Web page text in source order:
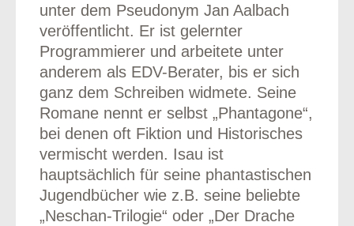
unter dem Pseudonym Jan Aalbach
veröffentlicht. Er ist gelernter
Programmierer und arbeitete unter
anderem als EDV-Berater, bis er sich
ganz dem Schreiben widmete. Seine
Romane nennt er selbst „Phantagone“,
bei denen oft Fiktion und Historisches
vermischt werden. Isau ist
hauptsächlich für seine phantastischen
Jugendbücher wie z.B. seine beliebte
„Neschan-Trilogie“ oder „Der Drache